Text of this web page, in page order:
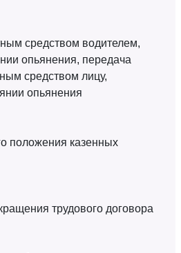
средством водителем,
опьянения, передача
средством лицу,
опьянения
положения казенных
трудового договора